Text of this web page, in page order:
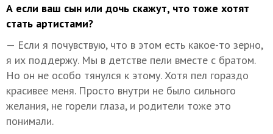
А если ваш сын или дочь скажут, что тоже хотят
стать артистами?
— Если я почувствую, что в этом есть какое-то зерно,
я их поддержу. Мы в детстве пели вместе с братом.
Но он не особо тянулся к этому. Хотя пел гораздо
красивее меня. Просто внутри не было сильного
желания, не горели глаза, и родители тоже это
понимали.